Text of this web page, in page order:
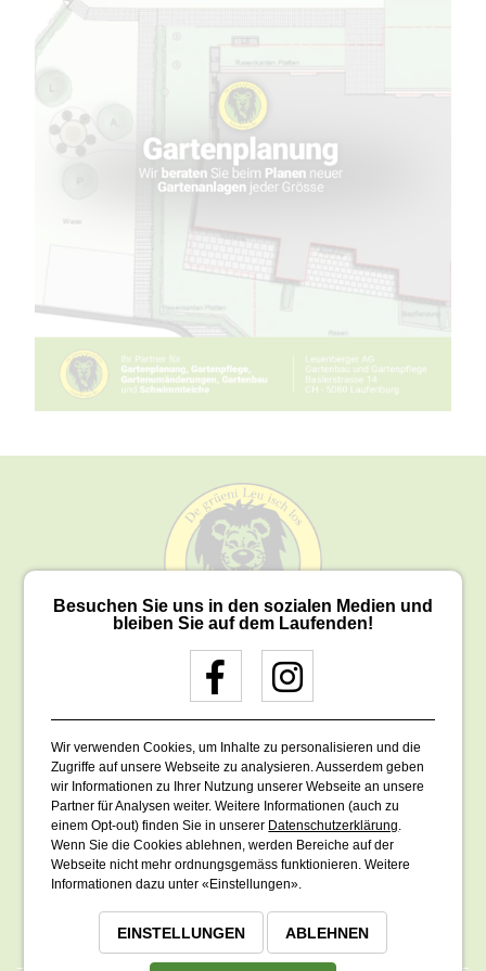
Gartenplanung
Leuenberger AG
Gartenbau und Gartenpflege
Baslerstrasse 14
CH - 5080 Laufenburg
info@leuenberger-ag.ch
Besuchen Sie uns in den sozialen Medien und
bleiben Sie auf dem Laufenden!
Wir verwenden Cookies, um Inhalte zu personalisieren und die
Zugriffe auf unsere Webseite zu analysieren. Ausserdem geben
wir Informationen zu Ihrer Nutzung unserer Webseite an unsere
Partner für Analysen weiter. Weitere Informationen (auch zu
einem Opt-out) finden Sie in unserer Datenschutzerklärung.
Wenn Sie die Cookies ablehnen, werden Bereiche auf der
Webseite nicht mehr ordnungsgemäss funktionieren. Weitere
Informationen dazu unter «Einstellungen».
EINSTELLUNGEN ABLEHNEN